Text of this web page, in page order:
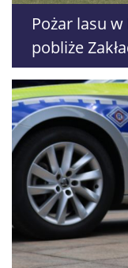
Pożar lasu w
pobliże